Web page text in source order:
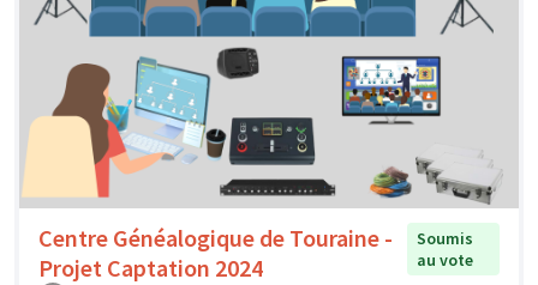
Centre Généalogique de Touraine -
Projet Captation 2024
Soumis
au vote